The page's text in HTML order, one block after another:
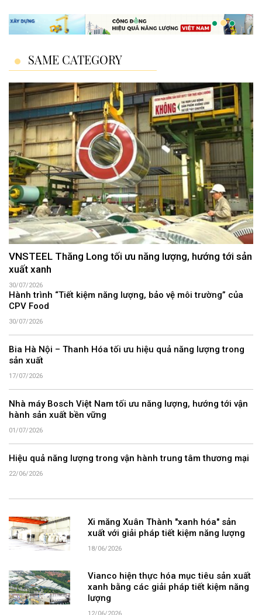
SAME CATEGORY
VNSTEEL Thăng Long tối ưu năng lượng, hướng tới sản
xuất xanh
30/07/2026
Hành trình “Tiết kiệm năng lượng, bảo vệ môi trường” của
CPV Food
30/07/2026
Bia Hà Nội – Thanh Hóa tối ưu hiệu quả năng lượng trong
sản xuất
17/07/2026
Nhà máy Bosch Việt Nam tối ưu năng lượng, hướng tới vận
hành sản xuất bền vững
01/07/2026
Hiệu quả năng lượng trong vận hành trung tâm thương mại
22/06/2026
Xi măng Xuân Thành "xanh hóa" sản
xuất với giải pháp tiết kiệm năng lượng
18/06/2026
Vianco hiện thực hóa mục tiêu sản xuất
xanh bằng các giải pháp tiết kiệm năng
lượng